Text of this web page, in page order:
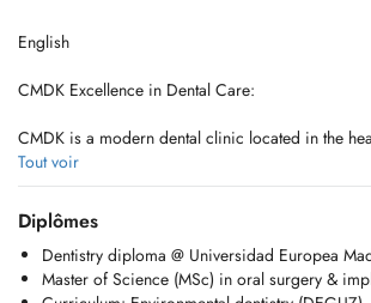
English
CMDK Excellence in Dental Care:
CMDK is a modern dental clinic located in the
Luxembourg, combining advanced dentistry with
care. Our highly qualified team works with
state-of-the-art technology.
We provide a full range of dental services, from
complex specialized treatments. Emergency
Tout voir
Diplômes
Dentistry diploma @ Universidad Europea
Master of Science (MSc) in oral surgery &